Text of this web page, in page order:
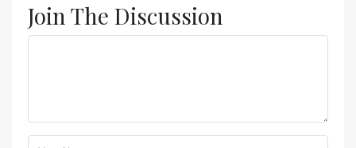
Join The Discussion